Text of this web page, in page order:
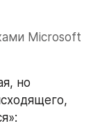
Microsoft
но